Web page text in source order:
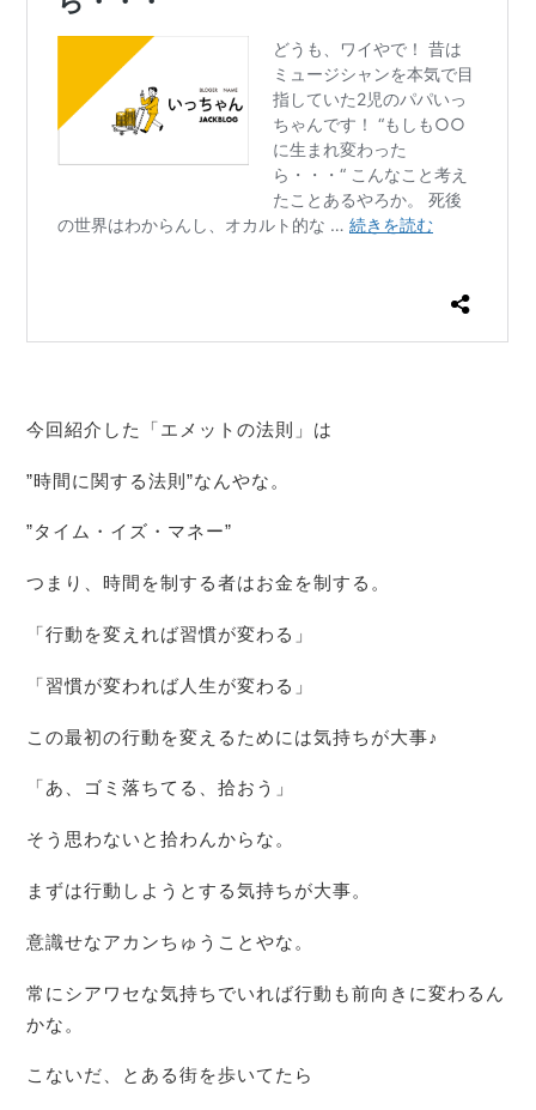
今回紹介した「エメットの法則」は
”時間に関する法則”なんやな。
”タイム・イズ・マネー”
つまり、時間を制する者はお金を制する。
「行動を変えれば習慣が変わる」
「習慣が変われば人生が変わる」
この最初の行動を変えるためには気持ちが大事♪
「あ、ゴミ落ちてる、拾おう」
そう思わないと拾わんからな。
まずは行動しようとする気持ちが大事。
意識せなアカンちゅうことやな。
常にシアワセな気持ちでいれば行動も前向きに変わるん
かな。
こないだ、とある街を歩いてたら